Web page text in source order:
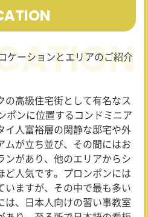
ケーションとエリアのご紹介
の高級住宅街として有名なス
ポンに位置するコンドミニア
イ人富裕層の閑静な邸宅や外
ムが立ち並び、その間にはお
ンがあり、他のエリアからシ
ど人気です。プロンポンには
いますが、その中で最も多い
は、日本人向けの習い事教室